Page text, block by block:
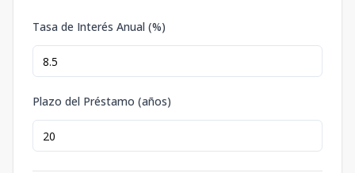
Tasa de Interés Anual (%)
Plazo del Préstamo (años)